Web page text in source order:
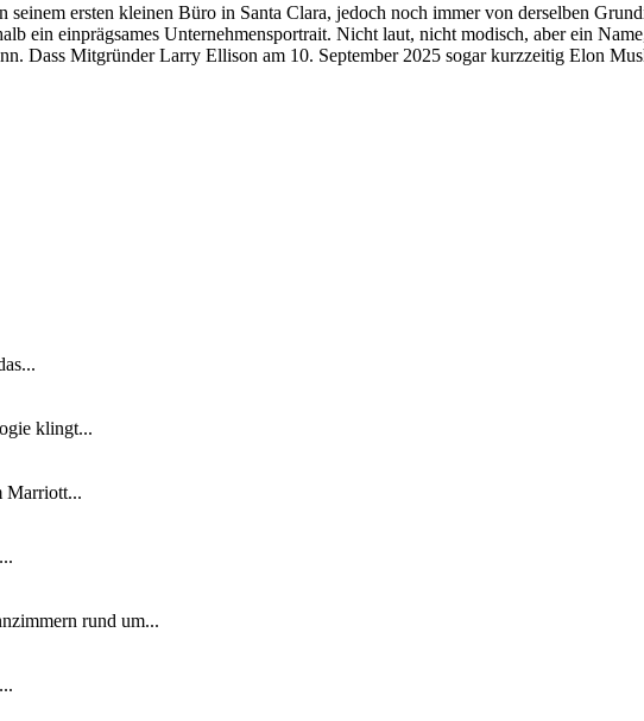
ersten kleinen Büro in Santa Clara, jedoch noch immer von derselben
ein einprägsames Unternehmensportrait. Nicht laut, nicht modisch, aber ein
Dass Mitgründer Larry Ellison am 10. September 2025 sogar kurzzeitig Elon
klingt...
Marriott...
rund um...